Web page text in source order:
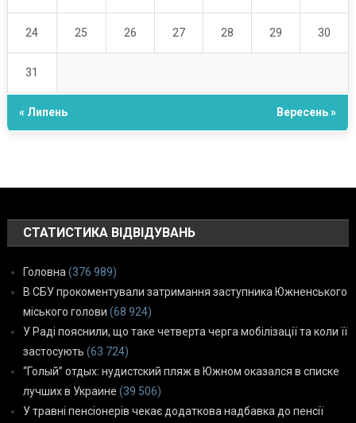
24 25 26 27 28 29 30
31
« Липень Вересень »
СТАТИСТИКА ВІДВІДУВАНЬ
Головна (376 989)
В СБУ прокоментували затримання заступника Южненського
міського голови (68 924)
У Раді пояснили, що таке четверта черга мобілізації та коли її
застосують (63 724)
“Голый” отдых: нудистский пляж в Южном оказался в списке
лучших в Украине (39 506)
У травні пенсіонерів чекає додаткова надбавка до пенсії